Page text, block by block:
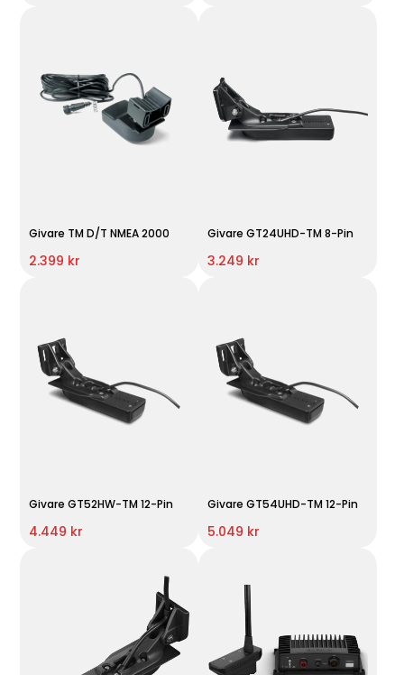
Givare TM D/T NMEA 2000
2.399 kr
Givare GT24UHD-TM 8-Pin
3.249 kr
Givare GT52HW-TM 12-Pin
4.449 kr
Givare GT54UHD-TM 12-Pin
5.049 kr